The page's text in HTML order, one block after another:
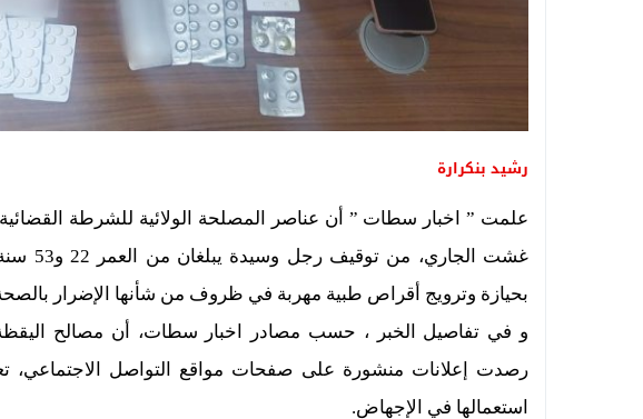
رشيد بنكرارة
غشت
بحيازة وترويج أقراص طبية مهربة في ظروف من شأنها الإضرار
و في تفاصيل الخبر ، حسب مصادر اخبار سطات، أن مصالح اليقظة
رصدت إعلانات منشورة على صفحات مواقع التواصل الاجتماعي،
استعمالها في الإجهاض.